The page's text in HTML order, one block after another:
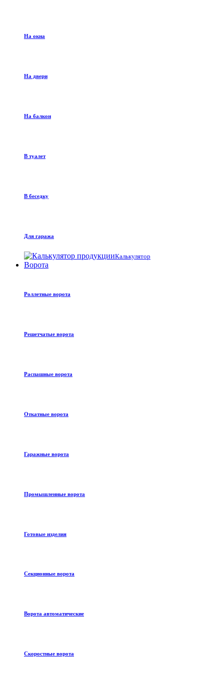
На окна
На двери
На балкон
В туалет
В беседку
Для гаража
Калькулятор
Ворота
Роллетные ворота
Решетчатые ворота
Распашные ворота
Откатные ворота
Гаражные ворота
Промышленные ворота
Готовые изделия
Секционные ворота
Ворота автоматические
Скоростные ворота